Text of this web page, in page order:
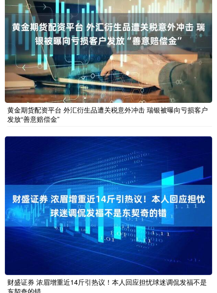
黄金期货配资平台 外汇衍生品遭关税意外冲击 瑞银被曝向亏损客户
发放“善意赔偿金”
财盛证券 浓眉增重近14斤引热议！本人回应担忧球迷调侃发福不是
东契奇的错